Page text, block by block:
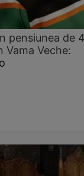
pensiunea de
Vama Veche: